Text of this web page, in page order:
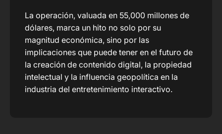
La operación, valuada en 55,000 millones de
dólares, marca un hito no solo por su
magnitud económica, sino por las
implicaciones que puede tener en el futuro de
la creación de contenido digital, la propiedad
intelectual y la influencia geopolítica en la
industria del entretenimiento interactivo.